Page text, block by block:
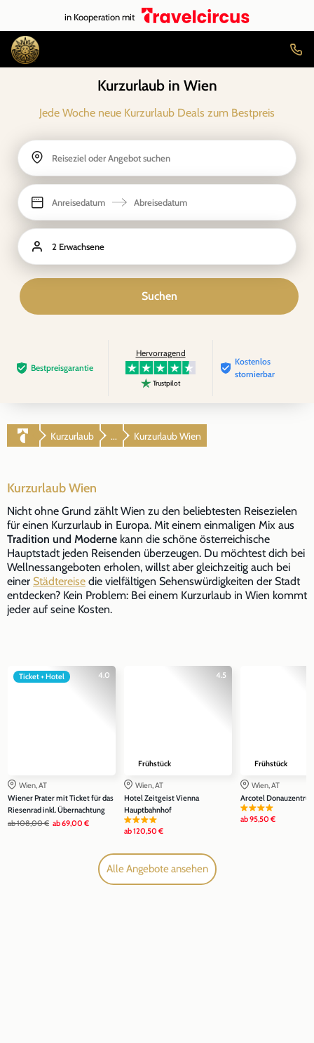
in Kooperation mit
Kurzurlaub in Wien
Jede Woche neue Kurzurlaub Deals zum Bestpreis
Reiseziel oder Angebot suchen
Anreisedatum Abreisedatum
2 Erwachsene
Suchen
Bestpreis­garantie
Hervorragend
Trustpilot
Kostenlos
stornierbar
Kurzurlaub ... Kurzurlaub Wien
Kurzurlaub Wien
Nicht ohne Grund zählt Wien zu den beliebtesten Reisezielen
für einen Kurzurlaub in Europa. Mit einem einmaligen Mix aus
Tradition und Moderne kann die schöne österreichische
Hauptstadt jeden Reisenden überzeugen. Du möchtest dich bei
Wellnessangeboten erholen, willst aber gleichzeitig auch bei
einer Städtereise die vielfältigen Sehenswürdigkeiten der Stadt
entdecken? Kein Problem: Bei einem Kurzurlaub in Wien kommt
jeder auf seine Kosten.
4.0
Ticket + Hotel
Wien, AT
Wiener Prater mit Ticket für das
Riesenrad inkl. Übernachtung
ab108,00 € ab69,00 €
4.5
Frühstück
Wien, AT
Hotel Zeitgeist Vienna
Hauptbahnhof
ab120,50 €
Frühstück
Wien, AT
Arcotel
ab95,50 €
Alle Angebote ansehen